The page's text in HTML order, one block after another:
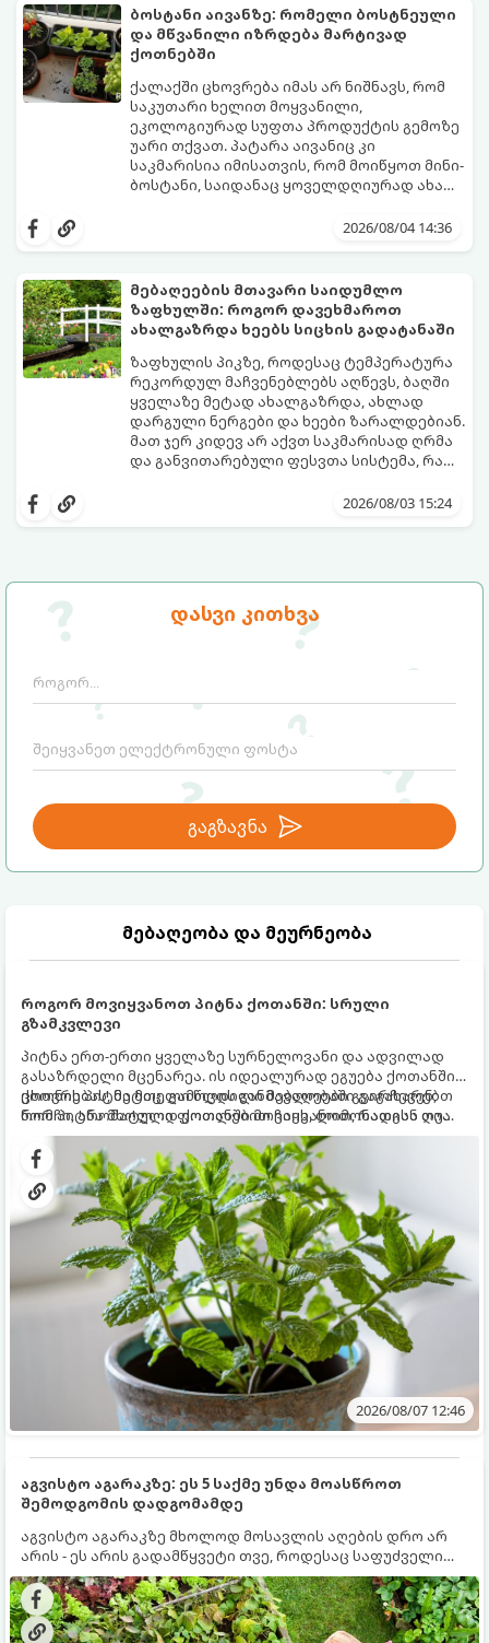
დასვი კითხვა
გაგზავნა
მებაღეობა და მეურნეობა
როგორ მოვიყვანოთ პიტნა ქოთანში: სრული
გზამკვლევი
პიტნა ერთ-ერთი ყველაზე სურნელოვანი და ადვილად
გასაზრდელი მცენარეა. ის იდეალურად ეგუება ქოთანში
ცხოვრებას, მეტიც, გამოცდილი მებაღეები გვირჩევენ,
რომ პიტნა მხოლოდ ქოთანში მოვიყვანოთ, რადგან ღია
გრუნტში (ბაღში) დარგვისას ის ფესვებით ძალიან
სწრაფად ვრცელდება და სხვა მცენარეებს ავიწროებს.
ქოთნის პიტნა მთელი წლის განმავლობაში გაგახარებთ
ნორჩი, არომატული ფოთლებით ჩაის, ლიმონათისა თუ
კერძებისთვის.
2026/08/07 12:46
აგვისტო აგარაკზე: ეს 5 საქმე უნდა მოასწროთ
შემოდგომის დადგომამდე
აგვისტო აგარაკზე მხოლოდ მოსავლის აღების დრო არ
არის - ეს არის გადამწყვეტი თვე, როდესაც საფუძველი
ეყრება მომავალი წლის მოსავალს და ბაღი მზადდება
შემოდგომა-ზამთრის სეზონისთვის. იმისათვის, რომ
ნიადაგმა ენერგია აღიდგინოს, ხოლო მცენარეებმა
ზამთარს გაუძლონ, აგვისტოს ბოლომდე 5
ბოსტანი აივანზე: რომელი ბოსტნეული
და მწვანილი იზრდება მარტივად
ქოთნებში
ქალაქში ცხოვრება იმას არ ნიშნავს, რომ
საკუთარი ხელით მოყვანილი,
ეკოლოგიურად სუფთა პროდუქტის გემოზე
უარი თქვათ. პატარა აივანიც კი
საკმარისია იმისათვის, რომ მოიწყოთ მინი-
ბოსტანი, საიდანაც ყოველდღიურად ახალ,
სასიამოვნო და ესთეტიკური ჰობია.
კარგად და როგორ მოუაროთ მათ სწორად.
2026/08/04 14:36
მებაღეების მთავარი საიდუმლო
ზაფხულში: როგორ დავეხმაროთ
ახალგაზრდა ხეებს სიცხის გადატანაში
ზაფხულის პიკზე, როდესაც ტემპერატურა
რეკორდულ მაჩვენებლებს აღწევს, ბაღში
ყველაზე მეტად ახალგაზრდა, ახლად
დარგული ნერგები და ხეები ზარალდებიან.
მათ ჯერ კიდევ არ აქვთ საკმარისად ღრმა
და განვითარებული ფესვთა სისტემა, რათა
დამოუკიდებლად მოიპოვონ.
არ დავეხმარებით, მათ შესაძლოა
გთავაზობთ მებაღეების გამოცდილ
როგორ გადავარჩინოთ ახალგაზრდა ხეები
2026/08/03 15:24